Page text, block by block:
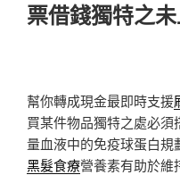
票借錢獨特之
幫你轉成現金最即時支援
買某件物品獨特之處必須
量血液中的免疫球蛋白規
黑髮食療營養素有助於維